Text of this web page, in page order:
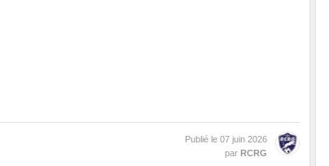
Publié le 07 juin 2026
par RCRG